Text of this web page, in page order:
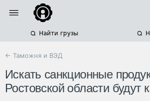
Найти грузы
← Таможня и ВЭД
Искать санкционные
Ростовской области будут